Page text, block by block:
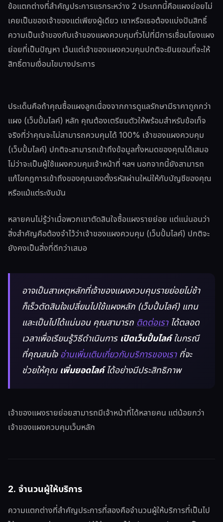
ข้อแตกต่างที่สำคัญประการแรกระหว่าง 2 ประเภทนี้คือแผงย่อยไม่
เคยเป็นของเจ้าของแต่เพียงผู้เดียว เขาหรือเธอต้องแบ่งปันสิทธิ์
ความเป็นเจ้าของกับเจ้าของแผงควบคุมทั่วไปที่มีการเชื่อมโยงแผง
ย่อยที่เป็นปัญหา เว้นแต่เจ้าของแผงควบคุมปกติจะยินยอมที่จะให้
สิทธิ์ตามเงื่อนไขบางประการ
ประเด็นคือถ้าคุณซื้อแผงลูกเนื่องจากการดูแลรักษามีราคาถูกกว่า
แผง (เว็บปั้มไลค์) หลัก คุณต้องเตรียมตัวให้พร้อมสำหรับข้อเท็จ
จริงที่ว่าคุณจะไม่สามารถควบคุมได้ 100% เจ้าของแผงควบคุม
(เว็บปั้มไลค์) ปกติจะสามารถเข้าถึงข้อมูลทั้งหมดของคุณได้เสมอ
ไม่ว่าจะเป็นผู้ใช้แผงควบคุมเจ้าหน้าที่ ฯลฯ นอกจากนี้ยังสามารถ
แก้ไขกฎการเข้าถึงของคุณเองตั้งรหัสผ่านใหม่ให้กับบัญชีของคุณ
หรือแม้แต่ระงับมัน
หลายคนไม่รู้ว่าเมื่อพวกเขาตัดสินใจซื้อแผงรายย่อย แต่แน่นอนว่า
สิ่งสำคัญคือต้องจำไว้ว่าเจ้าของแผงควบคุม (เว็บปั้มไลค์) ปกติจะ
ยังคงเป็นสิ่งที่ดีกว่าเสมอ
อาจเป็นสาเหตุหลักที่เจ้าของแผงควบคุมรายย่อยไม่ช้า
ก็เร็วตัดสินใจเปลี่ยนไปใช้แผงหลัก (เว็บปั้มไลค์) แทน
และเป็นไปได้แน่นอน คุณสามารถติดต่อเราได้ตลอด
เวลาเพื่อเรียนรู้วิธีดำเนินการ เปิดเว็บปั้มไลค์ในกรณี
ที่คุณสนใจอ่านเพิ่มเติมเกี่ยวกับบริการของเราที่จะ
ช่วยให้คุณ เพิ่มยอดไลค์ได้อย่างมีประสิทธิภาพ
เจ้าของแผงรายย่อยสามารถมีเจ้าหน้าที่ได้หลายคน แต่น้อยกว่า
เจ้าของแผงควบคุมเว็บหลัก
2. จำนวนผู้ให้บริการ
ความแตกต่างที่สำคัญประการที่สองคือจำนวนผู้ให้บริการที่เป็นไป